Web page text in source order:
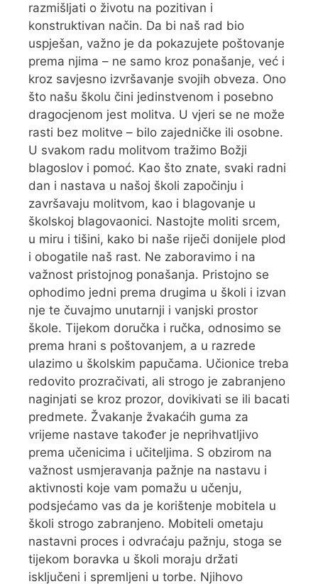
razmišljati o životu na pozitivan i
konstruktivan način. Da bi naš rad bio
uspješan, važno je da pokazujete poštovanje
prema njima – ne samo kroz ponašanje, već i
kroz savjesno izvršavanje svojih obveza. Ono
što našu školu čini jedinstvenom i posebno
dragocjenom jest molitva. U vjeri se ne može
rasti bez molitve – bilo zajedničke ili osobne.
U svakom radu molitvom tražimo Božji
blagoslov i pomoć. Kao što znate, svaki radni
dan i nastava u našoj školi započinju i
završavaju molitvom, kao i blagovanje u
školskoj blagovaonici. Nastojte moliti srcem,
u miru i tišini, kako bi naše riječi donijele plod
i obogatile naš rast. Ne zaboravimo i na
važnost pristojnog ponašanja. Pristojno se
ophodimo jedni prema drugima u školi i izvan
nje te čuvajmo unutarnji i vanjski prostor
škole. Tijekom doručka i ručka, odnosimo se
prema hrani s poštovanjem, a u razrede
ulazimo u školskim papučama. Učionice treba
redovito prozračivati, ali strogo je zabranjeno
naginjati se kroz prozor, dovikivati se ili bacati
predmete. Žvakanje žvakaćih guma za
vrijeme nastave također je neprihvatljivo
prema učenicima i učiteljima. S obzirom na
važnost usmjeravanja pažnje na nastavu i
aktivnosti koje vam pomažu u učenju,
podsjećamo vas da je korištenje mobitela u
školi strogo zabranjeno. Mobiteli ometaju
nastavni proces i odvraćaju pažnju, stoga se
tijekom boravka u školi moraju držati
isključeni i spremljeni u torbe. Njihovo